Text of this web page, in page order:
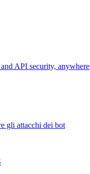
API security, anywhere
gli attacchi dei bot